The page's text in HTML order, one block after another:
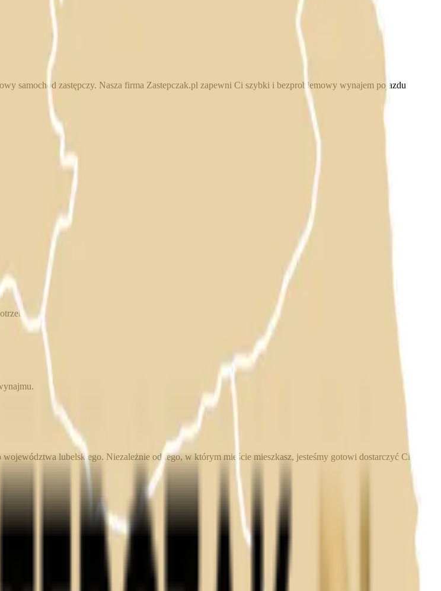
samochód zastępczy. Nasza firma Zastepczak.pl zapewni Ci szybki i bezproblemowy wynajem pojazdu
lubelskiego. Niezależnie od tego, w którym mieście mieszkasz, jesteśmy gotowi dostarczyć Ci